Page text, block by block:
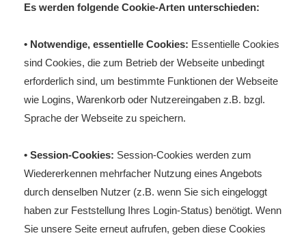
Es werden folgende Cookie-Arten unterschieden:
• Notwendige, essentielle Cookies: Essentielle Cookies
sind Cookies, die zum Betrieb der Webseite unbedingt
erforderlich sind, um bestimmte Funktionen der Webseite
wie Logins, Warenkorb oder Nutzereingaben z.B. bzgl.
Sprache der Webseite zu speichern.
• Session-Cookies: Session-Cookies werden zum
Wiedererkennen mehrfacher Nutzung eines Angebots
durch denselben Nutzer (z.B. wenn Sie sich eingeloggt
haben zur Feststellung Ihres Login-Status) benötigt. Wenn
Sie unsere Seite erneut aufrufen, geben diese Cookies